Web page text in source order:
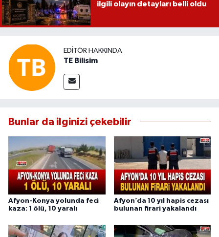
ilgili olayın detayları belli oldu
EDITÖR HAKKINDA
TE Bilisim
Bunlar da ilginizi çekebilir
Afyon-Konya yolunda feci
kaza: 1 ölü, 10 yaralı
Afyon’da 10 yıl hapis cezası
bulunan firari yakalandı